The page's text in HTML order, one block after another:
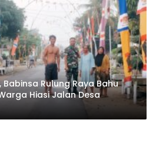
Babinsa Rulung Raya Bahu
Hiasi Jalan Desa